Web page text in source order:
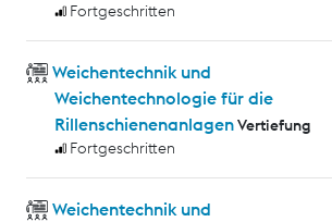
Fortgeschritten
Weichentechnik und
Weichentechnologie für die
RillenschienenanlagenVertiefung
Fortgeschritten
Weichentechnik und